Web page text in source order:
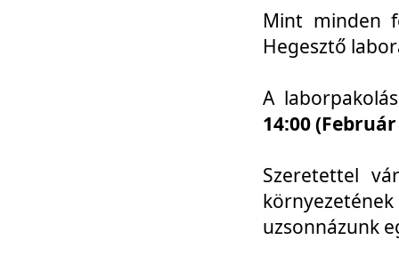
Mint minden
Hegesztő
A
14:00
Szeretettel
uzsonnázunk